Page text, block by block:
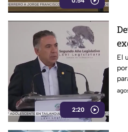
2:20
a
El